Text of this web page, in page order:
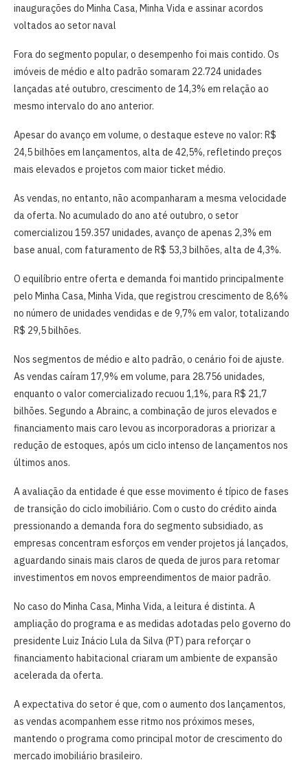
inaugurações do Minha Casa, Minha Vida e assinar acordos
voltados ao setor naval
Fora do segmento popular, o desempenho foi mais contido. Os
imóveis de médio e alto padrão somaram 22.724 unidades
lançadas até outubro, crescimento de 14,3% em relação ao
mesmo intervalo do ano anterior.
Apesar do avanço em volume, o destaque esteve no valor: R$
24,5 bilhões em lançamentos, alta de 42,5%, refletindo preços
mais elevados e projetos com maior ticket médio.
As vendas, no entanto, não acompanharam a mesma velocidade
da oferta. No acumulado do ano até outubro, o setor
comercializou 159.357 unidades, avanço de apenas 2,3% em
base anual, com faturamento de R$ 53,3 bilhões, alta de 4,3%.
O equilíbrio entre oferta e demanda foi mantido principalmente
pelo Minha Casa, Minha Vida, que registrou crescimento de 8,6%
no número de unidades vendidas e de 9,7% em valor, totalizando
R$ 29,5 bilhões.
Nos segmentos de médio e alto padrão, o cenário foi de ajuste.
As vendas caíram 17,9% em volume, para 28.756 unidades,
enquanto o valor comercializado recuou 1,1%, para R$ 21,7
bilhões. Segundo a Abrainc, a combinação de juros elevados e
financiamento mais caro levou as incorporadoras a priorizar a
redução de estoques, após um ciclo intenso de lançamentos nos
últimos anos.
A avaliação da entidade é que esse movimento é típico de fases
de transição do ciclo imobiliário. Com o custo do crédito ainda
pressionando a demanda fora do segmento subsidiado, as
empresas concentram esforços em vender projetos já lançados,
aguardando sinais mais claros de queda de juros para retomar
investimentos em novos empreendimentos de maior padrão.
No caso do Minha Casa, Minha Vida, a leitura é distinta. A
ampliação do programa e as medidas adotadas pelo governo do
presidente Luiz Inácio Lula da Silva (PT) para reforçar o
financiamento habitacional criaram um ambiente de expansão
acelerada da oferta.
A expectativa do setor é que, com o aumento dos lançamentos,
as vendas acompanhem esse ritmo nos próximos meses,
mantendo o programa como principal motor de crescimento do
mercado imobiliário brasileiro.